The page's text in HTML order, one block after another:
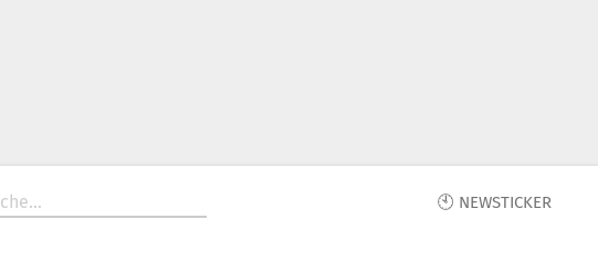
🕙 NEWSTICKER